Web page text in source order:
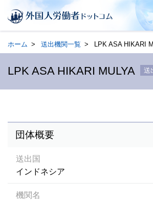
ホーム 送出機関一覧 LPK ASA HIKARI
LPK ASA HIKARI MULYA 送
団体概要
送出国
インドネシア
機関名